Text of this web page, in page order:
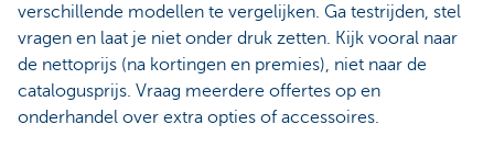
verschillende modellen te vergelijken. Ga testrijden, stel
vragen en laat je niet onder druk zetten. Kijk vooral naar
de nettoprijs (na kortingen en premies), niet naar de
catalogusprijs. Vraag meerdere offertes op en
onderhandel over extra opties of accessoires.